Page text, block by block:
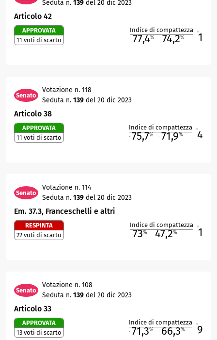
Seduta n. 139 del 20 dic 2023
Articolo 42
APPROVATA
11 voti di scarto
Indice di compattezza
77,4% 74,2% 1
Senato
Votazione n. 118
Seduta n. 139 del 20 dic 2023
Articolo 38
APPROVATA
11 voti di scarto
Indice di compattezza
75,7% 71,9% 4
Senato
Votazione n. 114
Seduta n. 139 del 20 dic 2023
Em. 37.3, Franceschelli e altri
RESPINTA
22 voti di scarto
Indice di compattezza
73% 47,2% 1
Senato
Votazione n. 108
Seduta n. 139 del 20 dic 2023
Articolo 33
APPROVATA
13 voti di scarto
Indice di compattezza
71,3% 66,3% 9